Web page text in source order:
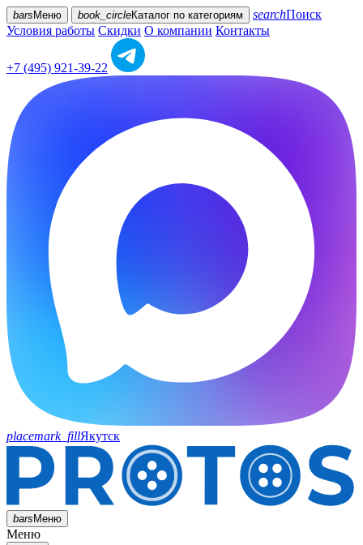
bars Меню book_circleКаталог по категориям searchПоиск
Условия работы Скидки О компании Контакты
+7 (495) 921-39-22
placemark_fillЯкутск
barsМеню
Меню